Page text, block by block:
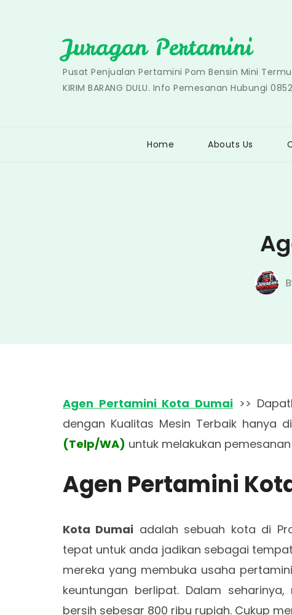
Juragan Pertamini
Pusat Penjualan Pertamini Pom Bensin Mini
KIRIM BARANG DULU. Info Pemesanan Hubungi
Home Abouts Us
Agen Pertamini Kota Dumai >>
dengan Kualitas Mesin Terbaik hanya
(Telp/WA) untuk melakukan
Agen Pertamini
Kota Dumai adalah sebuah kota di
tepat untuk anda jadikan sebagai
mereka yang membuka usaha
keuntungan berlipat. Dalam
bersih sebesar 800 ribu rupiah. Cukup